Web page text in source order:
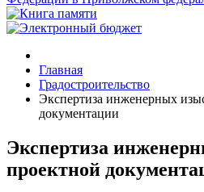
Главная
Градостроительство
Экспертиза инженерных
документации
Экспертиза
проектной